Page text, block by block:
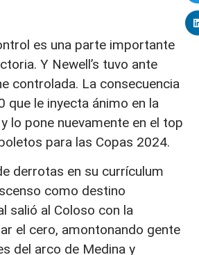
es una parte importante
Y Newell’s tuvo ante
controlada. La consecuencia
que le inyecta ánimo en la
lo pone nuevamente en el top
para las Copas 2024.
derrotas en su currículum
como destino
salió al Coloso con la
el cero, amontonando gente
del arco de Medina y